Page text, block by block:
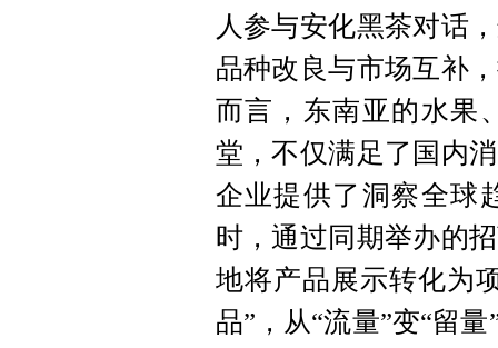
人参与安化黑茶对话
品种改良与市场互补
而言，东南亚的水果
堂，不仅满足了国内
企业提供了洞察全球
时，通过同期举办的
地将产品展示转化为
品”，从“流量”变“留